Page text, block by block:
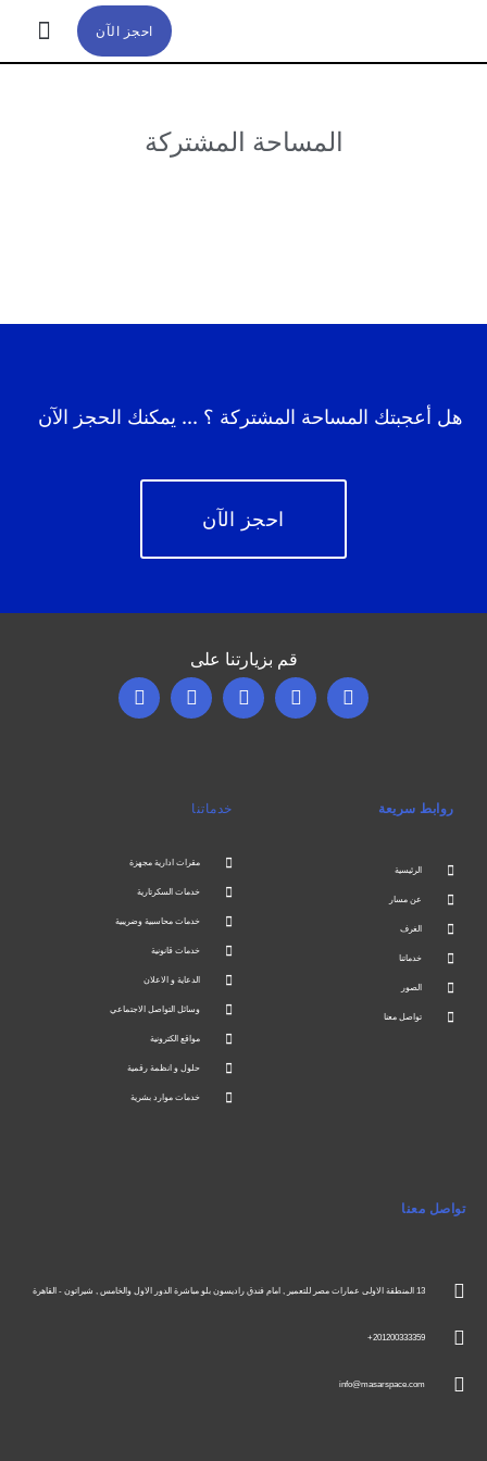
احجز الآن
المساحة المشتركة
هل أعجبتك المساحة المشتركة ؟ ... يمكنك الحجز الآن
احجز الآن
قم بزيارتنا على
روابط سريعة
الرئيسية
عن مسار
الغرف
خدماتنا
الصور
تواصل معنا
خدماتنا
مقرات ادارية مجهزة
خدمات السكرتارية
خدمات محاسبية وضريبية
خدمات قانونية
الدعاية و الاعلان
وسائل التواصل الاجتماعي
مواقع الكترونية
حلول و انظمة رقمية
خدمات موارد بشرية
تواصل معنا
13 المنطقة الاولى عمارات مصر للتعمير , امام فندق راديسون بلو مباشرة الدور الاول والخامس , شيراتون - القاهرة
201200333359+
info@masarspace.com